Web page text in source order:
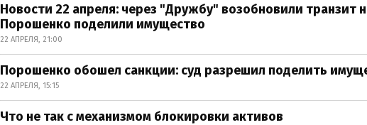
Новости 22 апреля: через "Дружбу" возобновили транзит
Порошенко поделили имущество
22 АПРЕЛЯ, 21:00
Порошенко обошел санкции: суд разрешил поделить
22 АПРЕЛЯ, 15:15
Что не так с механизмом блокировки активов